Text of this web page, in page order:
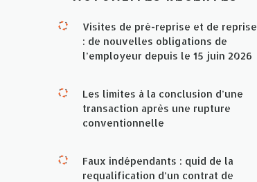
Visites de pré-reprise et de reprise
: de nouvelles obligations de
l’employeur depuis le 15 juin 2026
Les limites à la conclusion d’une
transaction après une rupture
conventionnelle
Faux indépendants : quid de la
requalification d’un contrat de